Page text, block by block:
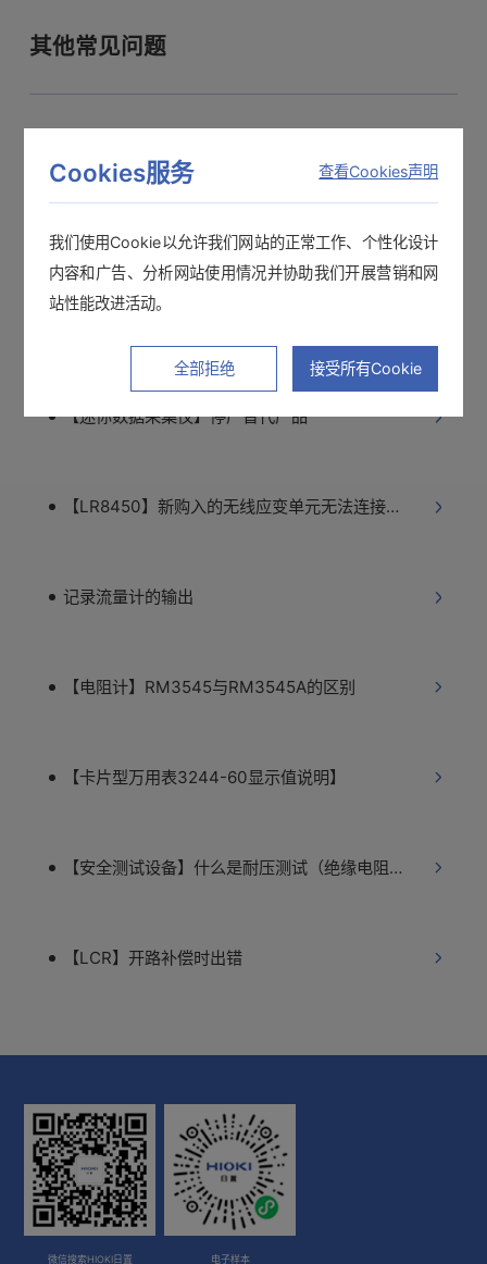
其他常见问题
绝缘电阻表500/1000V的RELEASE按键无效
【迷你数据采集仪】停产替代产品
【LR8450】新购入的无线应变单元无法连接LR8450-01
记录流量计的输出
【电阻计】RM3545与RM3545A的区别
【卡片型万用表3244-60显示值说明】
【安全测试设备】什么是耐压测试（绝缘电阻测试）？
【LCR】开路补偿时出错
微信搜索HIOKI日置 电子样本
Cookies服务 查看Cookies声明
我们使用Cookie以允许我们网站的正常工作、个性化设计
内容和广告、分析网站使用情况并协助我们开展营销和网
站性能改进活动。
全部拒绝 接受所有Cookie